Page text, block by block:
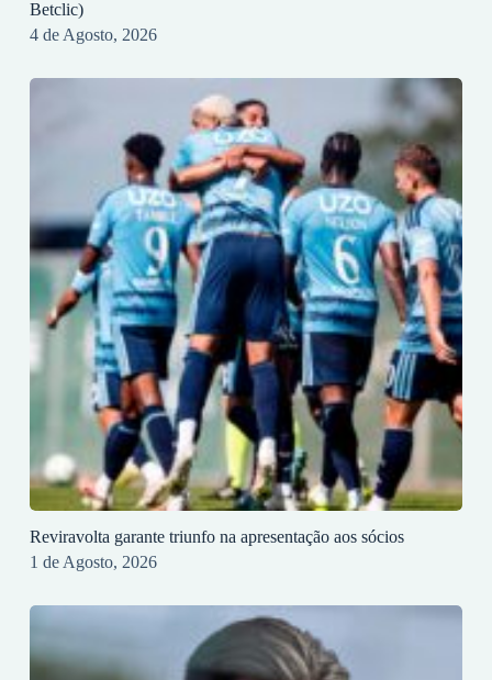
Betclic)
4 de Agosto, 2026
Reviravolta garante triunfo na apresentação aos sócios
1 de Agosto, 2026